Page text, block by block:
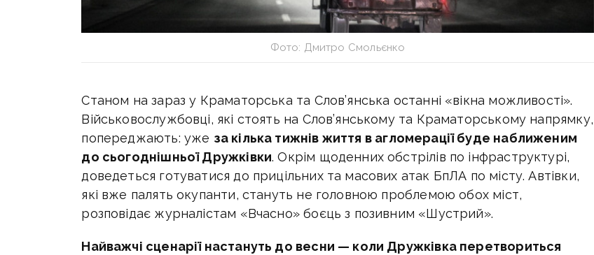
Фото: Дмитро Смольєнко
Станом на зараз у Краматорська та Слов’янська останні «вікна можливості».
Військовослужбовці, які стоять на Слов’янському та Краматорському напрямку,
попереджають: уже за кілька тижнів життя в агломерації буде наближеним
до сьогоднішньої Дружківки. Окрім щоденних обстрілів по інфраструктурі,
доведеться готуватися до прицільних та масових атак БпЛА по місту. Автівки,
які вже палять окупанти, стануть не головною проблемою обох міст,
розповідає журналістам «Вчасно» боєць з позивним «Шустрий».
Найважчі сценарії настануть до весни — коли Дружківка перетвориться